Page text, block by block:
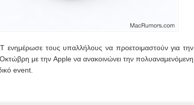
ενημέρωσε τους υπαλλήλους να προετοιμαστούν για την
με την Apple να ανακοινώνει την πολυαναμενόμενη
event.